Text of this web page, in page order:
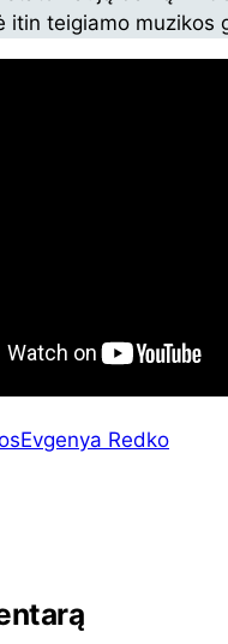
itin teigiamo muzikos
Evgenya Redko